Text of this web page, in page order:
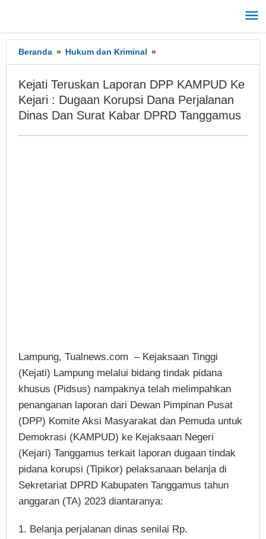
konten
Beranda » Hukum dan Kriminal »
Teruskan
DPP
KAMPUD
Ke
:
Kejati Teruskan Laporan DPP KAMPUD Ke
Kejari : Dugaan Korupsi Dana Perjalanan
Dinas Dan Surat Kabar DPRD Tanggamus
Lampung, Tualnews.com – Kejaksaan Tinggi
(Kejati) Lampung melalui bidang tindak pidana
khusus (Pidsus) nampaknya telah melimpahkan
penanganan laporan dari Dewan Pimpinan Pusat
(DPP) Komite Aksi Masyarakat dan Pemuda untuk
Demokrasi (KAMPUD) ke Kejaksaan Negeri
(Kejari) Tanggamus terkait laporan dugaan tindak
pidana korupsi (Tipikor) pelaksanaan belanja di
Sekretariat DPRD Kabupaten Tanggamus tahun
anggaran (TA) 2023 diantaranya:
1. Belanja perjalanan dinas senilai Rp.